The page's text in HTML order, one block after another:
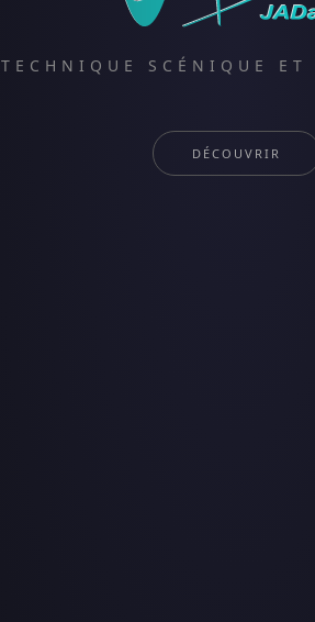
TECHNIQUE SCÉNIQUE ET
DÉCOUVRIR